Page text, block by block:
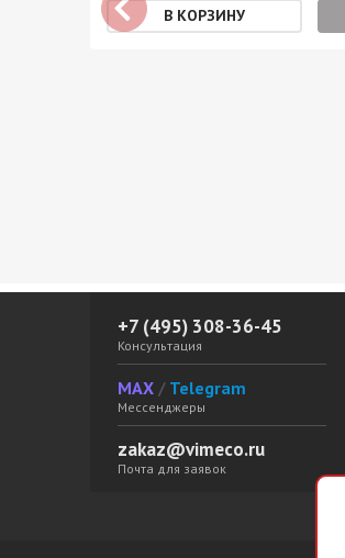
+7 (495) 308-36-45
Консультация
MAX / Telegram
Мессенджеры
zakaz@vimeco.ru
Почта для заявок